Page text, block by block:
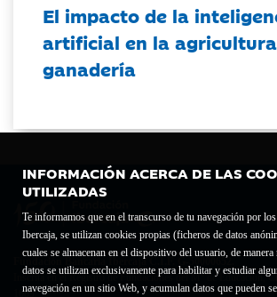
INFORMACIÓN ACERCA DE LAS
UTILIZADAS
Te informamos que en el transcurso de tu navegación por
Ibercaja, se utilizan cookies propias (ficheros de datos
cuales se almacenan en el dispositivo del usuario, de
datos se utilizan exclusivamente para habilitar y estudiar
navegación en un sitio Web, y acumulan datos que pueden
El impacto de la
artificial en la
ganadería
Fundación Bancaria Ibercaja C.I.F. G-50000652.
Inscrita en el Registro de Fundaciones del Mº de Educación,
1689.